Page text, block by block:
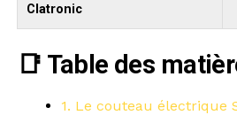
Clatronic
📑 Table des
1. Le couteau électrique